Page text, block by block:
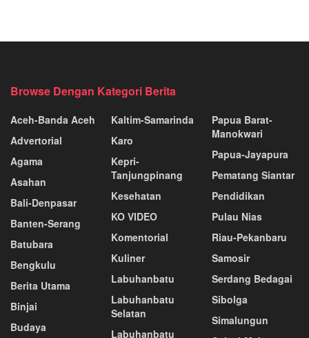
Browse Dengan Kategori Berita
Aceh-Banda Aceh
Advertorial
Agama
Asahan
Bali-Denpasar
Banten-Serang
Batubara
Bengkulu
Berita Utama
Binjai
Budaya
Kaltim-Samarinda
Karo
Kepri-
Tanjungpinang
Kesehatan
KO VIDEO
Komentorial
Kuliner
Labuhanbatu
Labuhanbatu
Selatan
Labuhanbatu
Papua Barat-
Manokwari
Papua-Jayapura
Pematang Siantar
Pendidikan
Pulau Nias
Riau-Pekanbaru
Samosir
Serdang Bedagai
Sibolga
Simalungun